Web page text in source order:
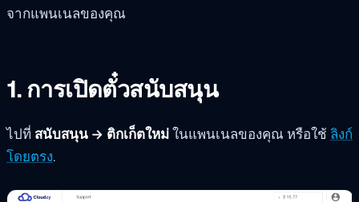
จากแพนเนลของคุณ
1. การเปิดตั๋วสนับสนุน
ไปที่ สนับสนุน → ติกเก็ตใหม่ในแพนเนลของคุณ หรือใช้ลิงก์
โดยตรง.